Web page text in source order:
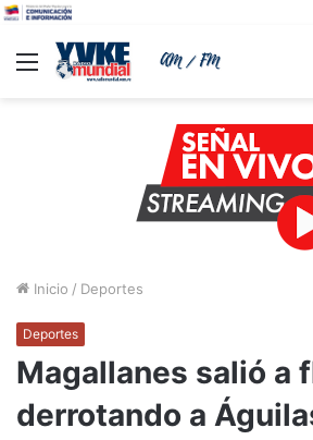
Menu
Inicio / Deportes
Deportes
Magallanes salió a
derrotando a